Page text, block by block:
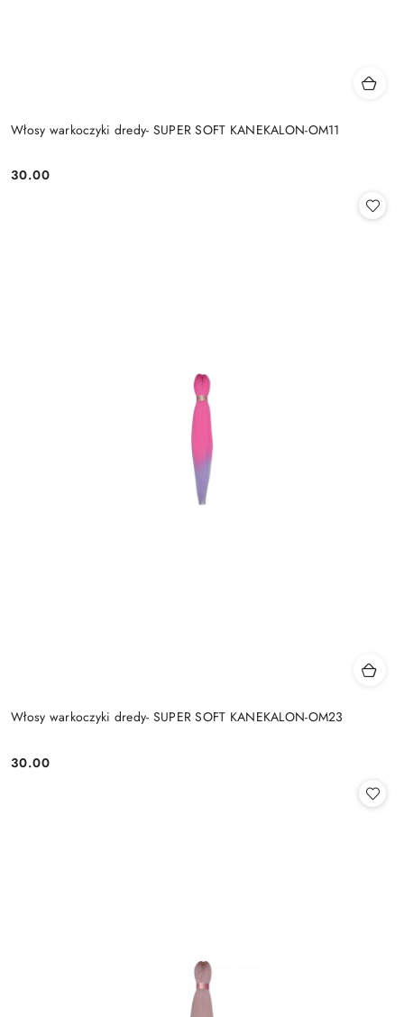
Włosy warkoczyki dredy- SUPER SOFT KANEKALON-OM11
Cena:
30.00
Włosy warkoczyki dredy- SUPER SOFT KANEKALON-OM23
Cena:
30.00